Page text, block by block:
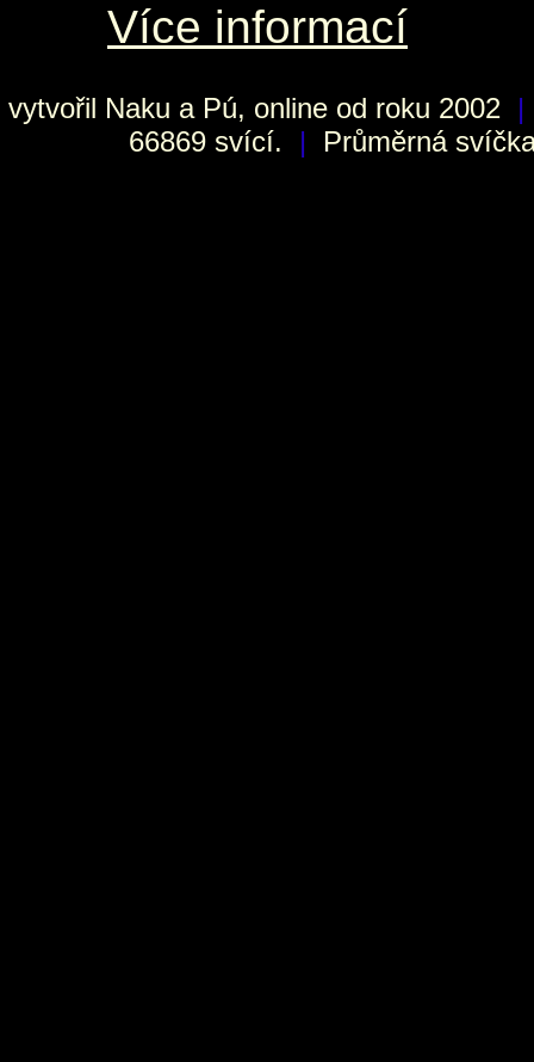
Více informací
vytvořil Naku a Pú, online od roku 2002 |
66869 svící.
| Průměrná